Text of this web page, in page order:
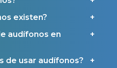
existen?
audífonos en
de usar audífonos?
en Galicia
en Asturias